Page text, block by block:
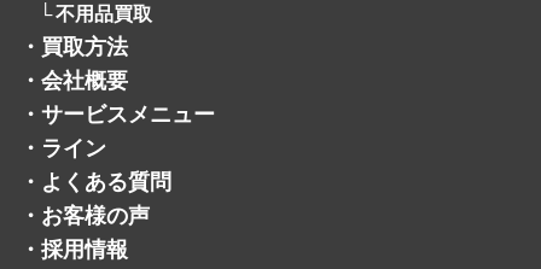
不用品買取
・ 買取方法
・ 会社概要
・ サービスメニュー
・ ライン
・ よくある質問
・ お客様の声
・ 採用情報